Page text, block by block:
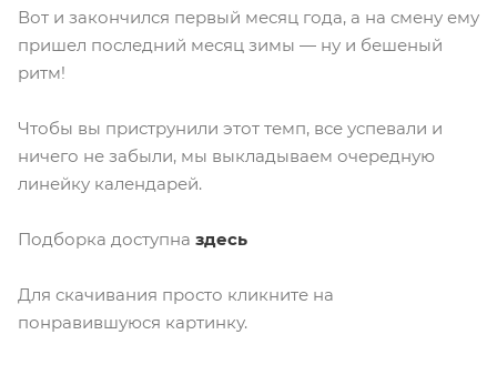
Вот и закончился первый месяц года, а на смену ему
пришел последний месяц зимы — ну и бешеный
ритм!
Чтобы вы приструнили этот темп, все успевали и
ничего не забыли, мы выкладываем очередную
линейку календарей.
Подборка доступна здесь
Для скачивания просто кликните на
понравившуюся картинку.